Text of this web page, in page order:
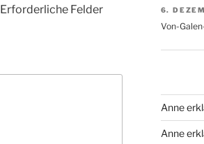
Erforderliche Felder
6.
Von-
Anne
Anne